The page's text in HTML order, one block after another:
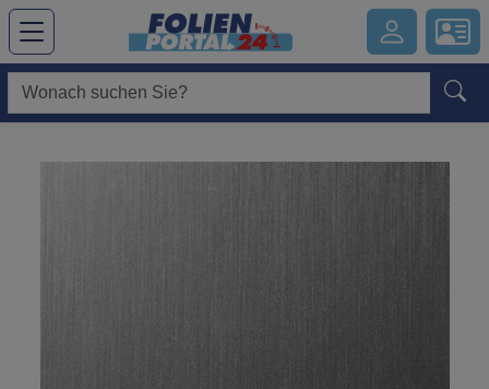
Hauptregion der Seite anspringen